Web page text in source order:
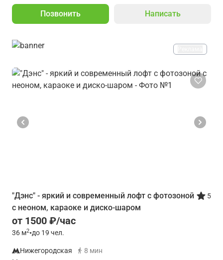
Позвонить Написать
"Дэнс" - яркий и современный лофт с фотозоной
с неоном, караоке и диско-шаром
от 1500 ₽/час
36 м2•до 19 чел.
5
Нижегородская
8 мин